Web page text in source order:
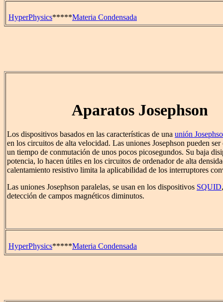
HyperPhysics*****Materia Condensada
Aparatos Josephson
Los dispositivos basados en las características de una unión
en los circuitos de alta velocidad. Las uniones Josephson pueden ser
un tiempo de conmutación de unos pocos picosegundos. Su baja
potencia, lo hacen útiles en los circuitos de ordenador de alta
calentamiento resistivo limita la aplicabilidad de los interruptores
Las uniones Josephson paralelas, se usan en los dispositivos SQUID
detección de campos magnéticos diminutos.
HyperPhysics*****Materia Condensada